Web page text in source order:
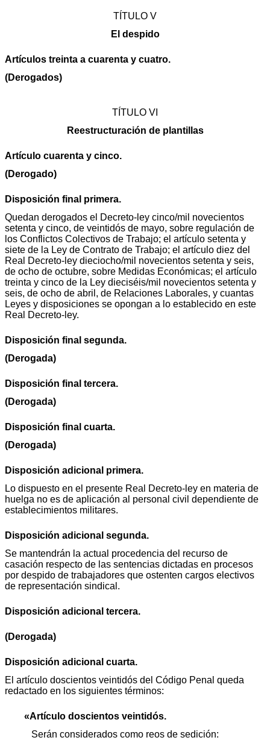
TÍTULO V
El despido
Artículos treinta a cuarenta y cuatro.
(Derogados)
TÍTULO VI
Reestructuración de plantillas
Artículo cuarenta y cinco.
(Derogado)
Disposición final primera.
Quedan derogados el Decreto-ley cinco/mil novecientos
setenta y cinco, de veintidós de mayo, sobre regulación de
los Conflictos Colectivos de Trabajo; el artículo setenta y
siete de la Ley de Contrato de Trabajo; el artículo diez del
Real Decreto-ley dieciocho/mil novecientos setenta y seis,
de ocho de octubre, sobre Medidas Económicas; el artículo
treinta y cinco de la Ley dieciséis/mil novecientos setenta y
seis, de ocho de abril, de Relaciones Laborales, y cuantas
Leyes y disposiciones se opongan a lo establecido en este
Real Decreto-ley.
Disposición final segunda.
(Derogada)
Disposición final tercera.
(Derogada)
Disposición final cuarta.
(Derogada)
Disposición adicional primera.
Lo dispuesto en el presente Real Decreto-ley en materia de
huelga no es de aplicación al personal civil dependiente de
establecimientos militares.
Disposición adicional segunda.
Se mantendrán la actual procedencia del recurso de
casación respecto de las sentencias dictadas en procesos
por despido de trabajadores que ostenten cargos electivos
de representación sindical.
Disposición adicional tercera.
(Derogada)
Disposición adicional cuarta.
El artículo doscientos veintidós del Código Penal queda
redactado en los siguientes términos:
«Artículo doscientos veintidós.
Serán considerados como reos de sedición: